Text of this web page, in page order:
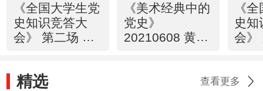
《全国大学生党
史知识竞答大
会》 第二场 雄
《美术经典中的
党史》
20210608 黄河
《
史知
会》
精选 查看更多